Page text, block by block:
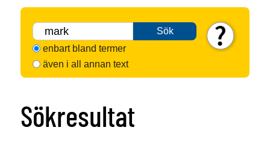
Sök
enbart bland termer
även i all annan text
Sökresultat